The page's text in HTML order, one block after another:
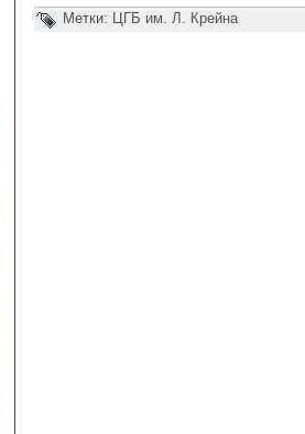
Метки: ЦГБ им. Л. Крейна